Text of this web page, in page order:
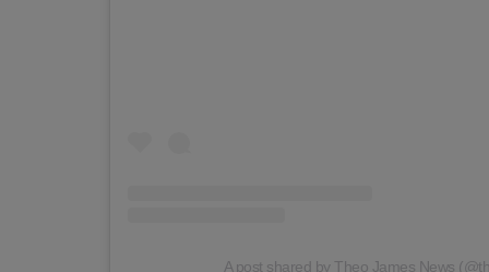
A post shared by Theo James News